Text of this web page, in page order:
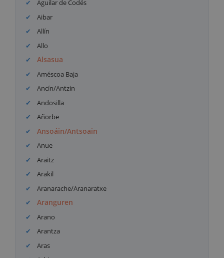
Aguilar de Codés
Aibar
Allín
Allo
Alsasua
Améscoa Baja
Ancín/Antzin
Andosilla
Añorbe
Ansoáin/Antsoain
Anue
Araitz
Arakil
Aranarache/Aranaratxe
Aranguren
Arano
Arantza
Aras